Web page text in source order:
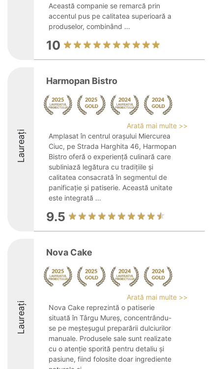
Această companie se remarcă prin
accentul pus pe calitatea superioară a
produselor, combinând ...
10
Laureați
Harmopan Bistro
Arată mai multe >>
Amplasat în centrul orașului Miercurea
Ciuc, pe Strada Harghita 46, Harmopan
Bistro oferă o experiență culinară care
subliniază legătura cu tradițiile și
calitatea consacrată în segmentul de
panificație și patiserie. Această unitate
este integrată ...
9.5
Laureați
Nova Cake
Arată mai multe >>
Nova Cake reprezintă o patiserie
situată în Târgu Mureș, concentrându-
se pe meșteșugul preparării dulciurilor
manuale. Produsele sale sunt realizate
cu o atenție sporită pentru detaliu și
pasiune, fiind folosite doar ingrediente